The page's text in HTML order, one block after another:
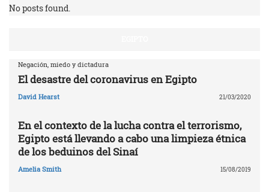
No posts found.
Negación, miedo y dictadura
El desastre del coronavirus en Egipto
David Hearst 21/03/2020
En el contexto de la lucha contra el terrorismo,
Egipto está llevando a cabo una limpieza étnica
de los beduinos del Sinaí
Amelia Smith 15/08/2019